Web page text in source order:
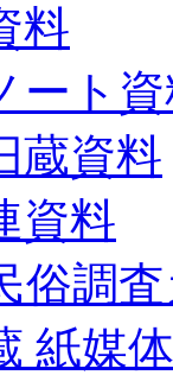
料
ート
蔵資料
資料
調査
紙媒